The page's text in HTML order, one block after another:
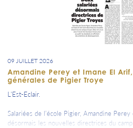
09 JUILLET 2026
Amandine Perey et Imane El
générales de Pigier Troye
L'Est-Eclair.
Salariées de l’école Pigier, Amandine
désormais les nouvelles directrices du